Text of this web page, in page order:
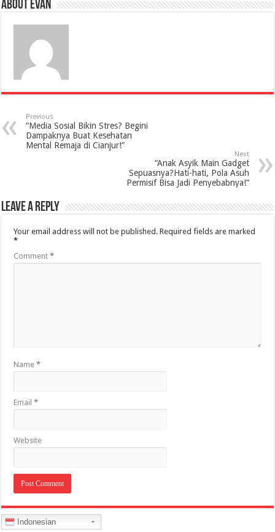
About evan
Previous
“Media Sosial Bikin Stres? Begini
Dampaknya Buat Kesehatan
Mental Remaja di Cianjur!”
Next
“Anak Asyik Main Gadget
Sepuasnya?Hati-hati, Pola Asuh
Permisif Bisa Jadi Penyebabnya!”
Leave a Reply
Your email address will not be published. Required fields are marked
*
Comment*
Name*
Email*
Website
Indonesian